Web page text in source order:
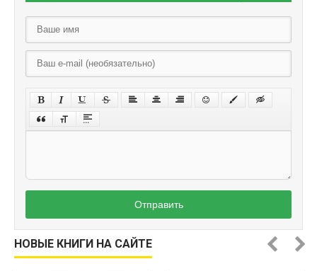
Отправить
НОВЫЕ КНИГИ НА САЙТЕ